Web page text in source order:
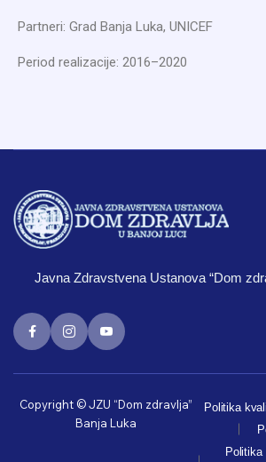
Partneri: Grad Banja Luka, UNICEF
Period realizacije: 2016–2020
Javna Zdravstvena Ustanova “Dom
Copyright © JZU “Dom zdravlja”
Banja Luka
Politika